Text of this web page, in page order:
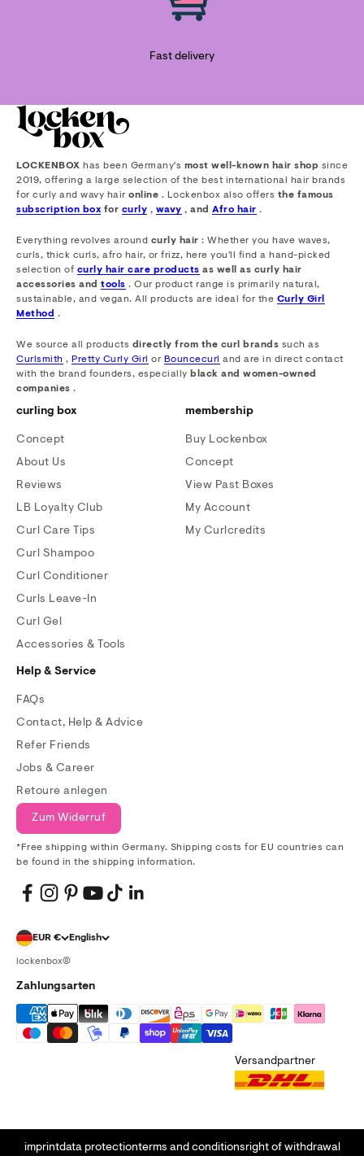
Fast delivery
LOCKENBOX has been Germany's most well-known hair shop since
2019, offering a large selection of the best international hair brands
for curly and wavy hair online . Lockenbox also offers the famous
subscription box for curly , wavy , and Afro hair .
Everything revolves around curly hair : Whether you have waves,
curls, thick curls, afro hair, or frizz, here you'll find a hand-picked
selection of curly hair care products as well as curly hair
accessories and tools . Our product range is primarily natural,
sustainable, and vegan. All products are ideal for the Curly Girl
Method .
We source all products directly from the curl brands such as
Curlsmith , Pretty Curly Girl or Bouncecurl and are in direct contact
with the brand founders, especially black and women-owned
companies .
curling box
Concept
About Us
Reviews
LB Loyalty Club
Curl Care Tips
Curl Shampoo
Curl Conditioner
Curls Leave-In
Curl Gel
Accessories & Tools
membership
Buy Lockenbox
Concept
View Past Boxes
My Account
My Curlcredits
Help & Service
FAQs
Contact, Help & Advice
Refer Friends
Jobs & Career
Retoure anlegen
Zum Widerruf
*Free shipping within Germany. Shipping costs for EU countries can
be found in the shipping information.
EUR € English
lockenbox®
Zahlungsarten
Versandpartner
imprintdata protectionterms and conditionsright of withdrawal